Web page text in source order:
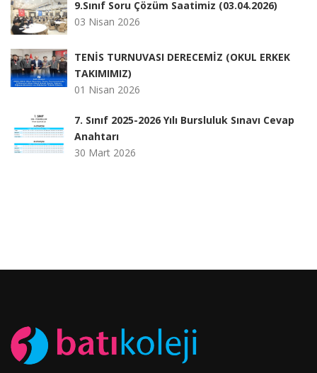
9.Sınıf Soru Çözüm Saatimiz (03.04.2026)
03 Nisan 2026
TENİS TURNUVASI DERECEMİZ (OKUL ERKEK
TAKIMIMIZ)
01 Nisan 2026
7. Sınıf 2025-2026 Yılı Bursluluk Sınavı Cevap
Anahtarı
30 Mart 2026